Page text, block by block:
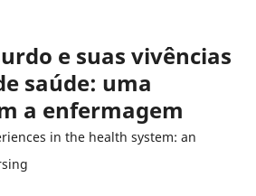
e suas vivências
saúde: uma
a enfermagem
in the health system: an